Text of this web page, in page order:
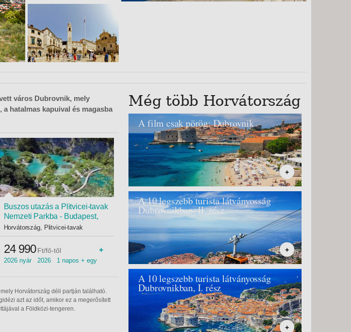
város Dubrovnik, mely
hatalmas kapuival és magasba
Buszos utazás a Plitvicei-tavak
Nemzeti Parkba - Budapest,
Busz
Horvátország, Plitvicei-tavak
24 990 Ft/fő-től +
2026 nyár 2026 1 napos + egy
Horvátország déli partján található.
azt az időt, amikor ez a megerősített
a Földközi-tengeren.
Még több Horvátország
A film csak pörög: Dubrovnik
+
A 10 legszebb turista látványosság
Dubrovnikban, II. rész
+
A 10 legszebb turista látványosság
Dubrovnikban, I. rész
+